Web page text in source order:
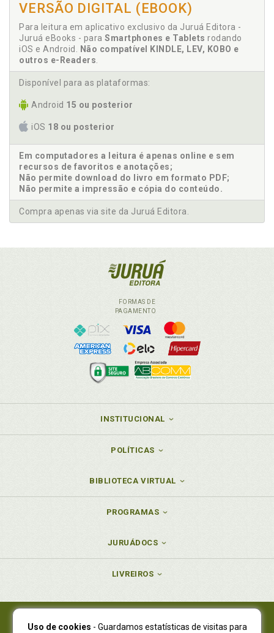
VERSÃO DIGITAL (EBOOK)
Para leitura em aplicativo exclusivo da Juruá Editora -
Juruá eBooks - para Smartphones e Tablets rodando
iOS e Android.
Não compatível KINDLE, LEV, KOBO e
outros e-Readers
Disponível para as plataformas:
Android 15 ou posterior
iOS 18 ou posterior
Em computadores a leitura é apenas online e sem
recursos de favoritos e anotações;
Não permite download do livro em formato PDF;
Não permite a impressão e cópia do conteúdo.
Compra apenas via site da Juruá Editora.
FORMAS DE
PAGAMENTO
INSTITUCIONAL
POLÍTICAS
BIBLIOTECA VIRTUAL
PROGRAMAS
JURUÁDOCS
LIVREIROS
Juruá Editora Ltda., CNPJ 77.535.508/0001-19
Uso de cookies - Guardamos estatísticas de visitas para